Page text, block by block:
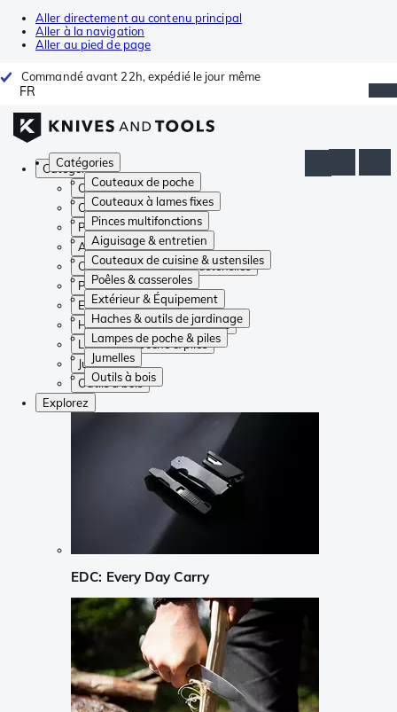
Aller directement au contenu principal
Aller à la navigation
Aller au pied de page
Commandé avant 22h, expédié le jour même
FR
Catégories
Couteaux de poche
Couteaux à lames fixes
Pinces multifonctions
Aiguisage & entretien
Couteaux de cuisine & ustensiles
Poêles & casseroles
Extérieur & Équipement
Haches & outils de jardinage
Lampes de poche & piles
Jumelles
Outils à bois
Catégories
Couteaux de poche
Couteaux à lames fixes
Pinces multifonctions
Aiguisage & entretien
Couteaux de cuisine & ustensiles
Poêles & casseroles
Extérieur & Équipement
Haches & outils de jardinage
Lampes de poche & piles
Jumelles
Outils à bois
Explorez
EDC: Every Day Carry